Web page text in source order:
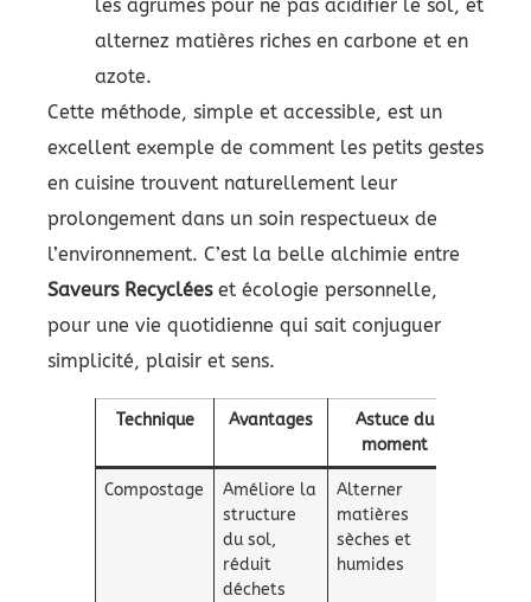
les agrumes pour ne pas acidifier le sol, et
alternez matières riches en carbone et en
azote.
Cette méthode, simple et accessible, est un
excellent exemple de comment les petits gestes
en cuisine trouvent naturellement leur
prolongement dans un soin respectueux de
l’environnement. C’est la belle alchimie entre
Saveurs Recycléeset écologie personnelle,
pour une vie quotidienne qui sait conjuguer
simplicité, plaisir et sens.
Technique Avantages
Astuce du
moment
Compostage
Améliore la
structure
du sol,
réduit
déchets
Alterner
matières
sèches et
humides